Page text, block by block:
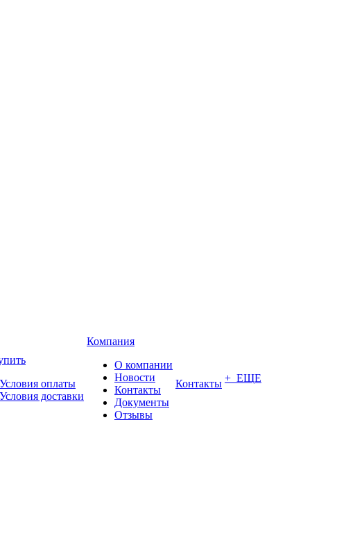
Условия оплаты
Условия доставки
Компания
О компании
Новости
Контакты
Документы
Отзывы
Контакты + ЕЩЕ